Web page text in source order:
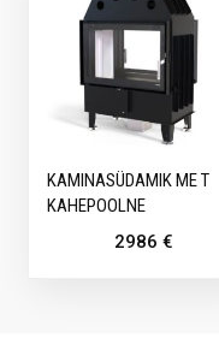
KAMINASÜDAMIK ME T
KAHEPOOLNE
2986 €